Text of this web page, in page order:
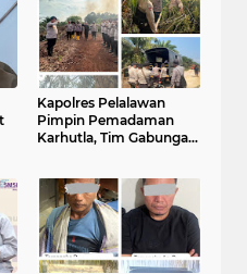
Kapolres Pelalawan
Pimpin Pemadaman
Karhutla, Tim Gabungan